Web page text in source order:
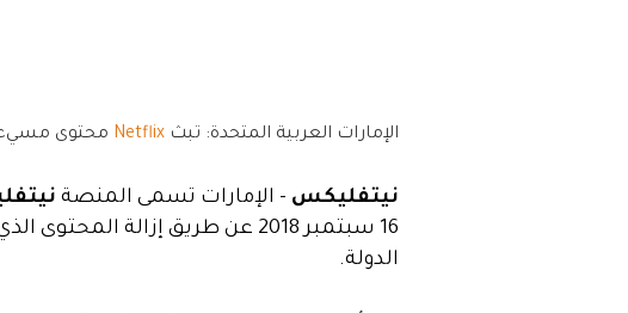
الإمارات العربية المتحدة: تبث Netflix محتوى مسيء
نيتفليكس – الإمارات تسمى المنصة
16 سبتمبر 2018 عن طريق إزالة
الدولة.